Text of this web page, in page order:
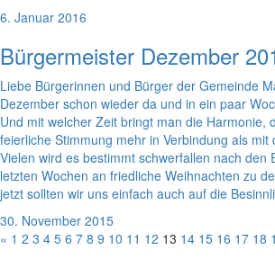
6. Januar 2016
Bürgermeister Dezember
Liebe Bürgerinnen und Bürger der Gemeinde
Dezember schon wieder da und in ein paar
Und mit welcher Zeit bringt man die Harmonie,
feierliche Stimmung mehr in Verbindung als mit
Vielen wird es bestimmt schwerfallen nach den
letzten Wochen an friedliche Weihnachten zu
jetzt sollten wir uns einfach auch auf die
30. November 2015
« 1 2 3 4 5 6 7 8 9 10 11 12 13 14 15 16 17 18